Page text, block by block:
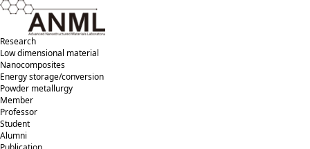
Research
Low dimensional material
Nanocomposites
Energy storage/conversion
Powder metallurgy
Member
Professor
Student
Alumni